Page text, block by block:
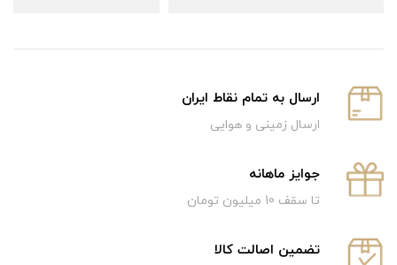
ارسال به تمام نقاط ایران
ارسال زمینی و هوایی
جوایز ماهانه
تا سقف 10 میلیون تومان
تضمین اصالت کالا